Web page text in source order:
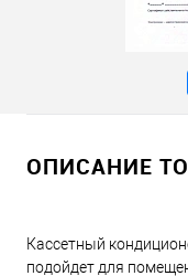
ОПИСАНИЕ
Кассетный
подойдет для